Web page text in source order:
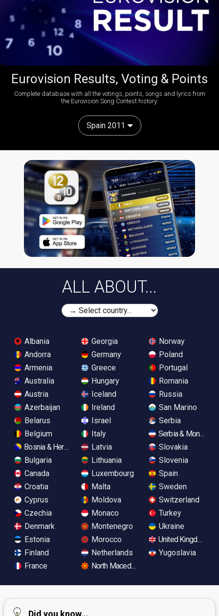
Eurovision Results, Voting & Points
Complete database with all the votings, points, songs and lyrics from
the Eurovision Song Contest history:
Spain 2011
ALL ABOUT...
Albania
Andorra
Armenia
Australia
Austria
Azerbaijan
Belarus
Belgium
Bosnia & Herzegovina
Bulgaria
Canada
Croatia
Cyprus
Czechia
Denmark
Estonia
Finland
France
Georgia
Germany
Greece
Hungary
Iceland
Ireland
Israel
Italy
Latvia
Lithuania
Luxembourg
Malta
Moldova
Monaco
Montenegro
Morocco
Netherlands
North Macedonia
Norway
Poland
Portugal
Romania
Russia
San Marino
Serbia
Serbia &
Slovakia
Slovenia
Spain
Sweden
Switzerland
Turkey
Ukraine
United Kingdom
Yugoslavia
Did you know...